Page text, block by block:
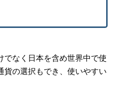
でなく日本を含め世界中で使
貨の選択もでき、使いやすい